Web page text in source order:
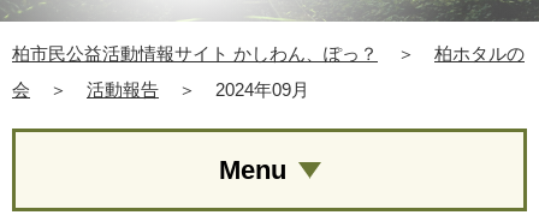
柏市民公益活動情報サイト かしわん、ぽっ？ ＞
柏ホタルの
会
＞ 活動報告 ＞ 2024年09月
Menu